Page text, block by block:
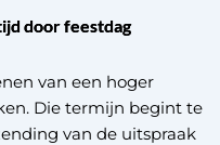
door feestdag
van een hoger
Die termijn begint te
van de uitspraak